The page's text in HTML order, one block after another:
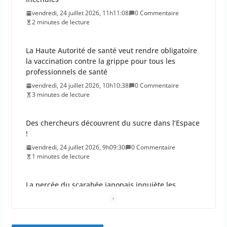
vendredi, 24 juillet 2026, 11h11:08
0 Commentaire
2 minutes de lecture
La Haute Autorité de santé veut rendre obligatoire
la vaccination contre la grippe pour tous les
professionnels de santé
vendredi, 24 juillet 2026, 10h10:38
0 Commentaire
3 minutes de lecture
Des chercheurs découvrent du sucre dans l’Espace
!
vendredi, 24 juillet 2026, 9h09:30
0 Commentaire
1 minutes de lecture
La percée du scarabée japonais inquiète les